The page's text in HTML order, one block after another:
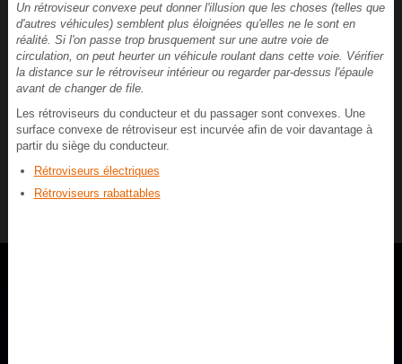
Un rétroviseur convexe peut donner l'illusion que les choses (telles que
d'autres véhicules) semblent plus éloignées qu'elles ne le sont en
réalité. Si l'on passe trop brusquement sur une autre voie de
circulation, on peut heurter un véhicule roulant dans cette voie. Vérifier
la distance sur le rétroviseur intérieur ou regarder par-dessus l'épaule
avant de changer de file.
Les rétroviseurs du conducteur et du passager sont convexes. Une
surface convexe de rétroviseur est incurvée afin de voir davantage à
partir du siège du conducteur.
Rétroviseurs électriques
Rétroviseurs rabattables